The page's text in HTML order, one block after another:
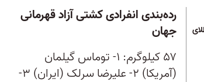
رده‌بندی انفرادی کشتی آزاد قهرمانی
جهان
۵۷ کیلوگرم: ۱- توماس گیلمان
(آمریکا) ۲- علیرضا سرلک (ایران) ۳-